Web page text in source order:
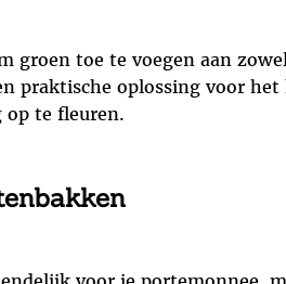
groen toe te voegen aan
praktische oplossing voor
op te fleuren.